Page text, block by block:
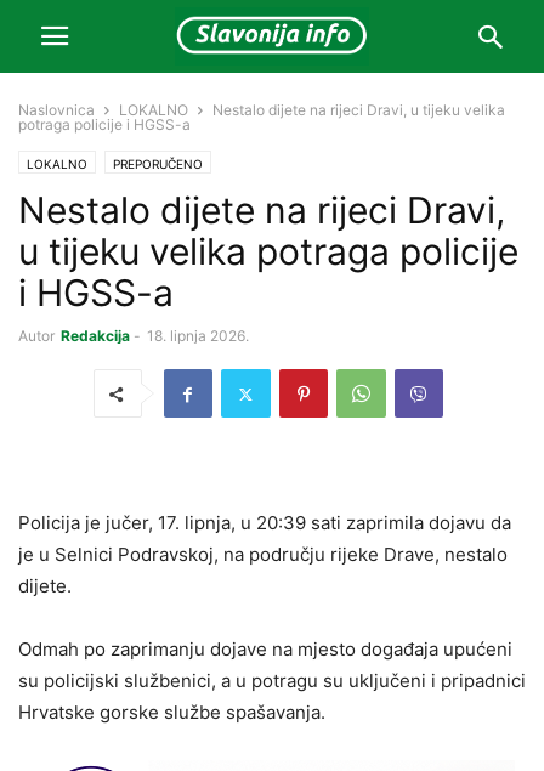
Naslovnica LOKALNO
Nestalo dijete na rijeci Dravi, u tijeku velika
potraga policije i HGSS-a
LOKALNO PREPORUČENO
Nestalo dijete na rijeci Dravi,
u tijeku velika potraga policije
i HGSS-a
Autor Redakcija - 18. lipnja 2026.
Policija je jučer, 17. lipnja, u 20:39 sati zaprimila dojavu da
je u Selnici Podravskoj, na području rijeke Drave, nestalo
dijete.
Odmah po zaprimanju dojave na mjesto događaja upućeni
su policijski službenici, a u potragu su uključeni i pripadnici
Hrvatske gorske službe spašavanja.